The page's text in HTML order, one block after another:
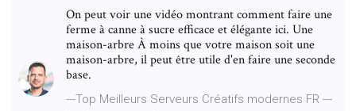
On peut voir une vidéo montrant comment faire une
ferme à canne à sucre efficace et élégante ici. Une
maison-arbre À moins que votre maison soit une
maison-arbre, il peut être utile d'en faire une seconde
base.
---Top Meilleurs Serveurs Créatifs modernes FR ---